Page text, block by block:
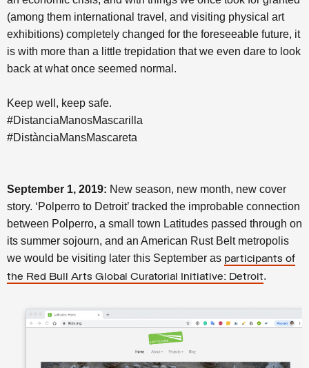
(among them international travel, and visiting physical art
exhibitions) completely changed for the foreseeable future, it
is with more than a little trepidation that we even dare to look
back at what once seemed normal.
Keep well, keep safe.
#DistanciaManosMascarilla
#DistànciaMansMascareta
September 1, 2019: New season, new month, new cover
story. ‘Polperro to Detroit’ tracked the improbable connection
between Polperro, a small town Latitudes passed through on
its summer sojourn, and an American Rust Belt metropolis
we would be visiting later this September as participants of
the Red Bull Arts Global Curatorial Initiative: Detroit.